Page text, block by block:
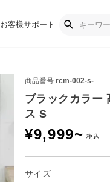
お客様サポート
商品番号 rcm-002-s-
ブラックカラー
ス S
¥9,999~
サイズ